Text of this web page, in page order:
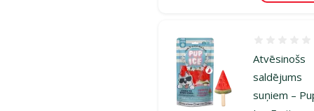
Atvēsinošs
saldējums
suņiem –